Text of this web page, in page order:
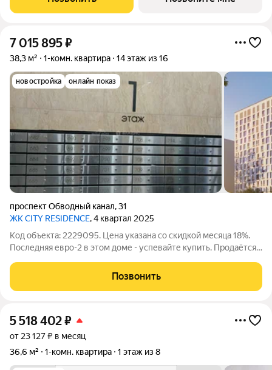
Комфортные программы рассрочки от
7 015 895₽
38,3 м² 1-комн. квартира 14 этаж из 16
новостройка онлайн показ
проспект Обводный канал,31
ЖК CITY RESIDENCE, 4 квартал 2025
Код объекта: 2229095. Цена указана со скидкой месяца 18%.
Последняя евро-2 в этом доме - успевайте купить. Продаётся
Обводный канал - улица Поморская. Дом сдан в конце 2025 г.
Квартира
Позвонить
5 518 402₽
от 23 127 ₽ в месяц
36,6 м²
1-комн. квартира 1 этаж из 8